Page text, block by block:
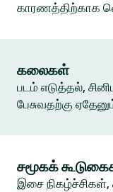
காரணத்திற்காக
கலைகள்
படம் எடுத்தல்,
பேசுவதற்கு
சமூகக்
இசை நிகழ்ச்சிகள்,